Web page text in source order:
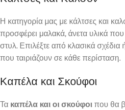
Η κατηγορία μας με κάλτσες και
προσφέρει μαλακά, άνετα υλικά που
στυλ. Επιλέξτε από κλασικά σχέδια
που ταιριάζουν σε κάθε περίσταση.
Καπέλα και Σκούφοι
Τα καπέλα και οι σκούφοι που θα